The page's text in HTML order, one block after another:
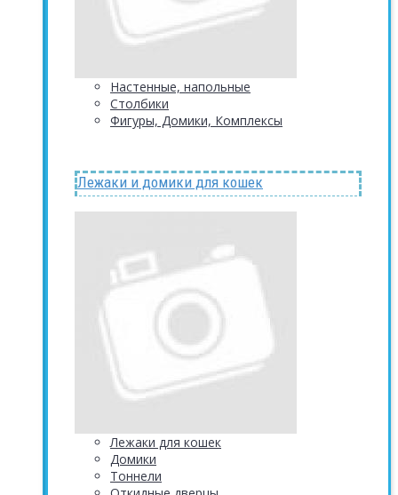
Настенные, напольные
Столбики
Фигуры, Домики, Комплексы
Лежаки и домики для кошек
Лежаки для кошек
Домики
Тоннели